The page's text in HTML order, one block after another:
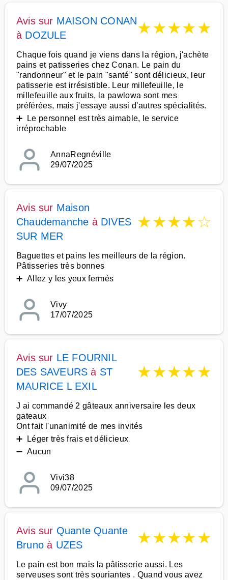
Avis sur MAISON CONAN
à DOZULE ★★★★★
Chaque fois quand je viens dans la région, j'achète
pains et patisseries chez Conan. Le pain du
"randonneur" et le pain "santé" sont délicieux, leur
patisserie est irrésistible. Leur millefeuille, le
millefeuille aux fruits, la pawlowa sont mes
préférées, mais j'essaye aussi d'autres spécialités.
➕ Le personnel est très aimable, le service
irréprochable
AnnaRegnéville
29/07/2025
Avis sur Maison
Chaudemanche à DIVES
SUR MER
★★★★☆
Baguettes et pains les meilleurs de la région.
Pâtisseries très bonnes
➕ Allez y les yeux fermés
Vivy
17/07/2025
Avis sur LE FOURNIL
DES SAVEURS à ST
MAURICE L EXIL
★★★★★
J ai commandé 2 gâteaux anniversaire les deux
gateaux
Ont fait l'unanimité de mes invités
➕ Léger très frais et délicieux
➖ Aucun
Vivi38
09/07/2025
Avis sur Quante Quante
Bruno à UZES ★★★★★
Le pain est bon mais la pâtisserie aussi. Les
serveuses sont très souriantes . Quand vous avez